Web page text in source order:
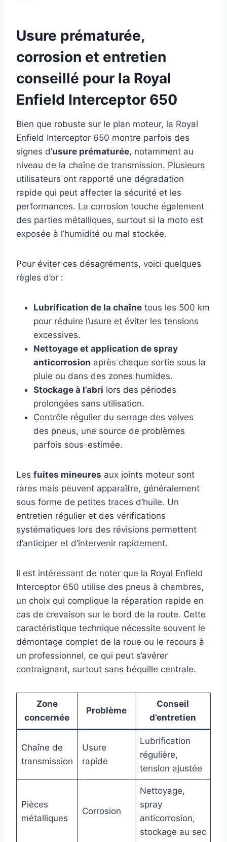
Usure prématurée,
corrosion et entretien
conseillé pour la Royal
Enfield Interceptor 650
Bien que robuste sur le plan moteur, la Royal
Enfield Interceptor 650 montre parfois des
signes d’usure prématurée, notamment au
niveau de la chaîne de transmission. Plusieurs
utilisateurs ont rapporté une dégradation
rapide qui peut affecter la sécurité et les
performances. La corrosion touche également
des parties métalliques, surtout si la moto est
exposée à l’humidité ou mal stockée.
Pour éviter ces désagréments, voici quelques
règles d’or :
Lubrification de la chaîne tous les 500 km
pour réduire l’usure et éviter les tensions
excessives.
Nettoyage et application de spray
anticorrosion après chaque sortie sous la
pluie ou dans des zones humides.
Stockage à l’abri lors des périodes
prolongées sans utilisation.
Contrôle régulier du serrage des valves
des pneus, une source de problèmes
parfois sous-estimée.
Les fuites mineures aux joints moteur sont
rares mais peuvent apparaître, généralement
sous forme de petites traces d’huile. Un
entretien régulier et des vérifications
systématiques lors des révisions permettent
d’anticiper et d’intervenir rapidement.
Il est intéressant de noter que la Royal Enfield
Interceptor 650 utilise des pneus à chambres,
un choix qui complique la réparation rapide en
cas de crevaison sur le bord de la route. Cette
caractéristique technique nécessite souvent le
démontage complet de la roue ou le recours à
un professionnel, ce qui peut s’avérer
contraignant, surtout sans béquille centrale.
Zone
concernée
Problème
Conseil
d’entretien
Chaîne de
transmission
Usure
rapide
Lubrification
régulière,
tension ajustée
Pièces
métalliques
Corrosion
Nettoyage,
spray
anticorrosion,
stockage au sec